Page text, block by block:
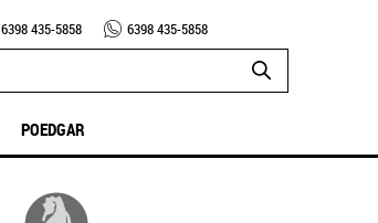
6398435-5858 6398435-5858
POEDGAR